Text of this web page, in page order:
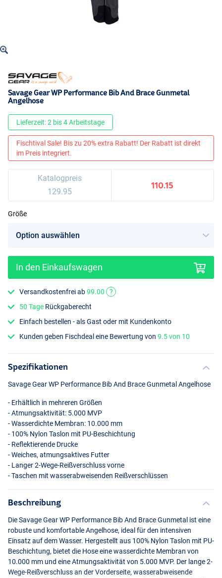
Savage Gear WP Performance Bib And Brace Gunmetal
Angelhose
Lieferzeit: 2 bis 4 Arbeitstage
Fischtival Sale! Bis zu 20% extra Rabatt! Der Rabatt ist direkt
im Preis integriert.
Katalogpreis
129.95
110.15
Größe
In den Einkaufswagen
Versandkostenfrei ab99.00
?
50 Tage Rückgaberecht
Einfach bestellen - als Gast oder mit Kundenkonto
Kunden geben Fischdeal eine Bewertung von9.5 von 10
Spezifikationen
Savage Gear WP Performance Bib And Brace Gunmetal Angelhose
- Erhältlich in mehreren Größen
- Atmungsaktivität: 5.000 MVP
- Wasserdichte Membran: 10.000 mm
- 100% Nylon Taslon mit PU-Beschichtung
- Reflektierende Drucke
- Weiches, atmungsaktives Futter
- Langer 2-Wege-Reißverschluss vorne
- Taschen mit wasserabweisenden Reißverschlüssen
Beschreibung
Die Savage Gear WP Performance Bib And Brace Gunmetal ist eine
robuste und komfortable Angelhose, ideal für den intensiven
Einsatz auf dem Wasser. Hergestellt aus 100% Nylon Taslon mit PU-
Beschichtung, bietet die Hose eine wasserdichte Membran von
10.000 mm und eine Atmungsaktivität von 5.000 MVP. Der lange 2-
Wege-Reißverschluss an der Vorderseite, wasserabweisende